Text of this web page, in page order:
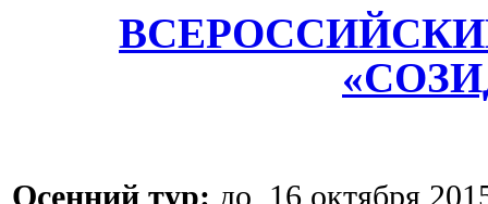
Осенний тур: до 16 октября